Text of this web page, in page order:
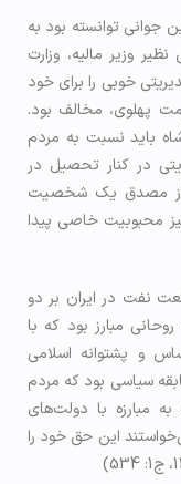
جوانی توانسته بود به
وزیر مالیه، وزارت
خوبی را برای خود
پهلوی، مخالف بود.
باید نسبت به مردم
در کنار تحصیل در
از مصدق یک شخصیت
محبوبیت خاصی پیدا
نفت در ایران بر دو
مبارز بود که با
و پشتوانه اسلامی
سیاسی بود که مردم
مبارزه با دولت‌های
این حق خود را